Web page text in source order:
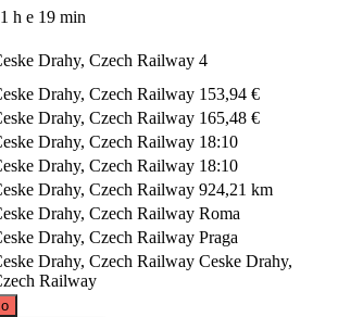
h e 19 min
Drahy, Czech Railway 4
Drahy, Czech Railway 153,94 €
Drahy, Czech Railway 165,48 €
Drahy, Czech Railway 18:10
Drahy, Czech Railway 18:10
Drahy, Czech Railway 924,21 km
Drahy, Czech Railway Roma
Drahy, Czech Railway Praga
Drahy, Czech Railway Ceske Drahy,
Railway